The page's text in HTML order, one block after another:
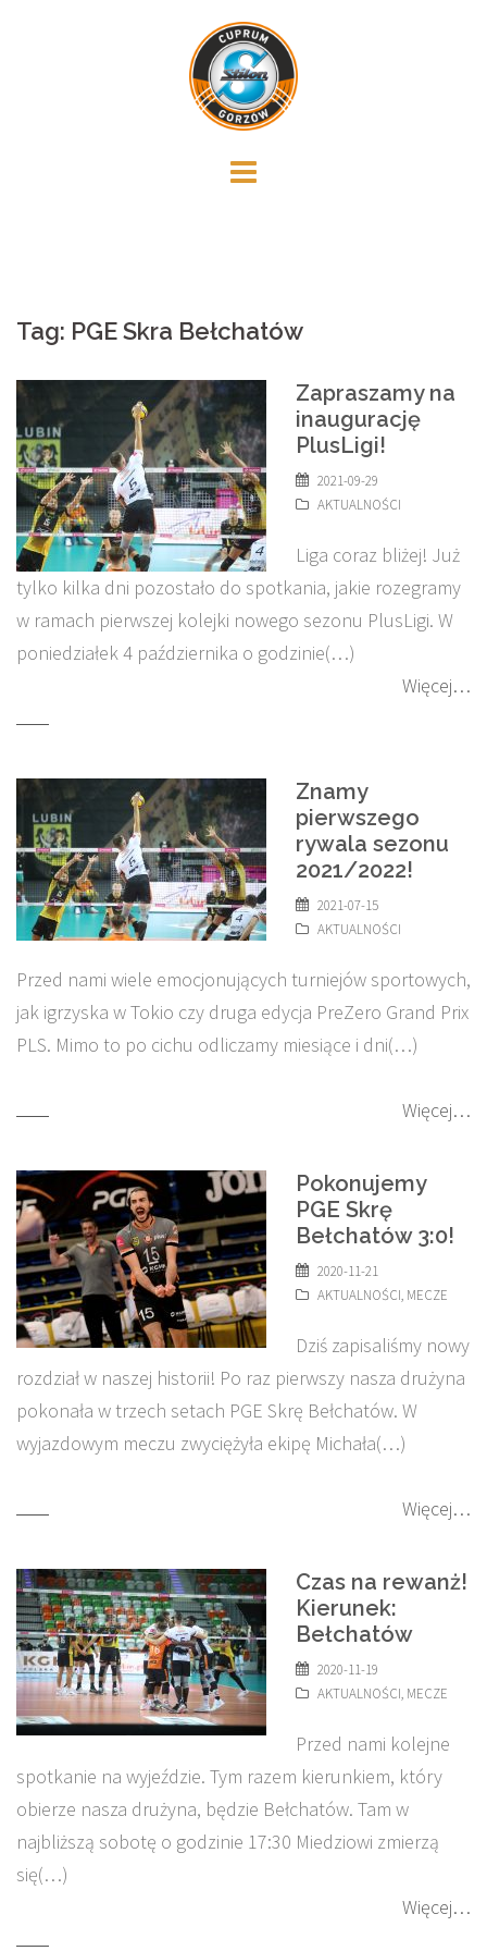
Tag: PGE Skra Bełchatów
Zapraszamy na
inaugurację
PlusLigi!
2021-09-29
AKTUALNOŚCI
Liga coraz bliżej! Już
tylko kilka dni pozostało do spotkania, jakie rozegramy
w ramach pierwszej kolejki nowego sezonu PlusLigi. W
poniedziałek 4 października o godzinie(…)
Więcej…
Znamy
pierwszego
rywala sezonu
2021/2022!
2021-07-15
AKTUALNOŚCI
Przed nami wiele emocjonujących turniejów sportowych,
jak igrzyska w Tokio czy druga edycja PreZero Grand Prix
PLS. Mimo to po cichu odliczamy miesiące i dni(…)
Więcej…
Pokonujemy
PGE Skrę
Bełchatów 3:0!
2020-11-21
AKTUALNOŚCI, MECZE
Dziś zapisaliśmy nowy
rozdział w naszej historii! Po raz pierwszy nasza drużyna
pokonała w trzech setach PGE Skrę Bełchatów. W
wyjazdowym meczu zwyciężyła ekipę Michała(…)
Więcej…
Czas na rewanż!
Kierunek:
Bełchatów
2020-11-19
AKTUALNOŚCI, MECZE
Przed nami kolejne
spotkanie na wyjeździe. Tym razem kierunkiem, który
obierze nasza drużyna, będzie Bełchatów. Tam w
najbliższą sobotę o godzinie 17:30 Miedziowi zmierzą
się(…)
Więcej…